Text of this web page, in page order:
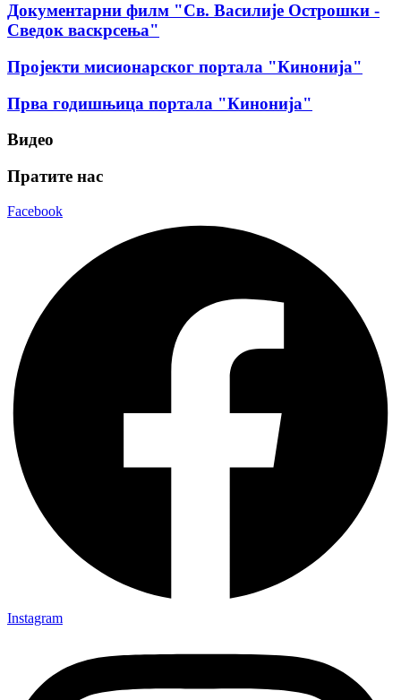
Документарни филм "Св. Василије Острошки -
Сведок васкрсења"
Пројекти мисионарског портала "Кинонија"
Прва годишњица портала "Кинонија"
Видео
Пратите нас
Facebook
Instagram